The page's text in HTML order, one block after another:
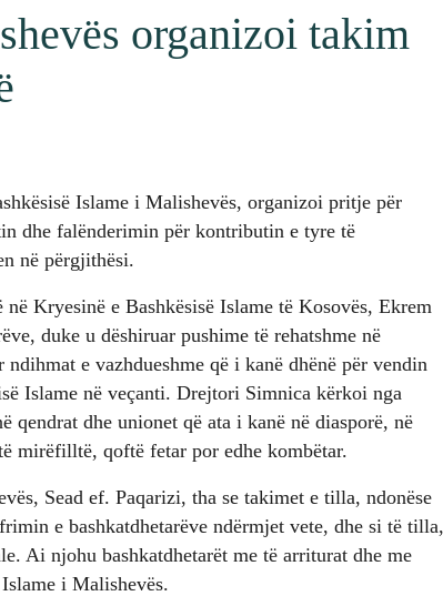
organizoi takim
Islame i Malishevës, organizoi pritje për
dhe falënderimin për kontributin e tyre të
në përgjithësi.
Kryesinë e Bashkësisë Islame të Kosovës, Ekrem
duke u dëshiruar pushime të rehatshme në
e vazhdueshme që i kanë dhënë për vendin
Islame në veçanti. Drejtori Simnica kërkoi nga
qendrat dhe unionet që ata i kanë në diasporë, në
mirëfilltë, qoftë fetar por edhe kombëtar.
Sead ef. Paqarizi, tha se takimet e tilla, ndonëse
e bashkatdhetarëve ndërmjet vete, dhe si të tilla,
Ai njohu bashkatdhetarët me të arriturat dhe me
i Malishevës.